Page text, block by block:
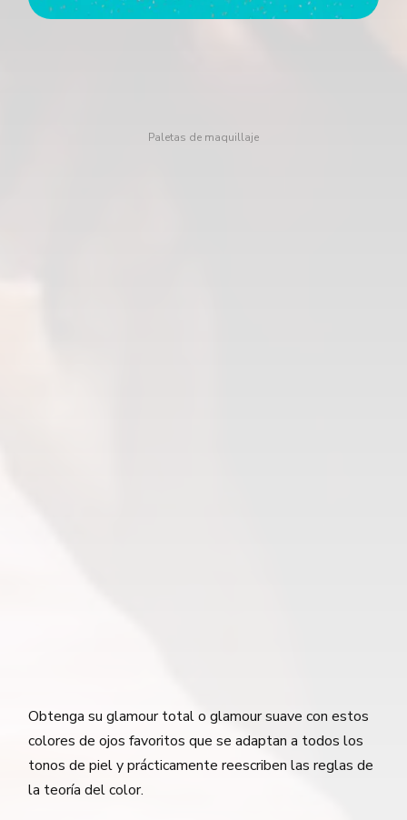
Paletas de maquillaje
Obtenga su glamour total o glamour suave con estos
colores de ojos favoritos que se adaptan a todos los
tonos de piel y prácticamente reescriben las reglas de
la teoría del color.